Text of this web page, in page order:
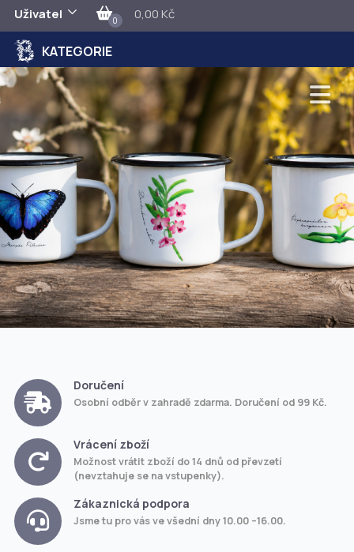
Uživatel 0 0,00 Kč
KATEGORIE
Doručení
Osobní odběr v zahradě zdarma. Doručení od 99 Kč.
Vrácení zboží
Možnost vrátit zboží do 14 dnů od převzetí
(nevztahuje se na vstupenky).
Zákaznická podpora
Jsme tu pro vás ve všední dny 10.00 –16.00.